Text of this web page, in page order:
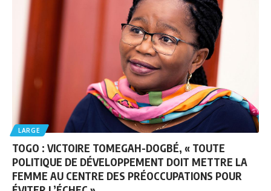
LARGE
TOGO : VICTOIRE TOMEGAH-DOGBÉ, « TOUTE
POLITIQUE DE DÉVELOPPEMENT DOIT METTRE LA
FEMME AU CENTRE DES PRÉOCCUPATIONS POUR